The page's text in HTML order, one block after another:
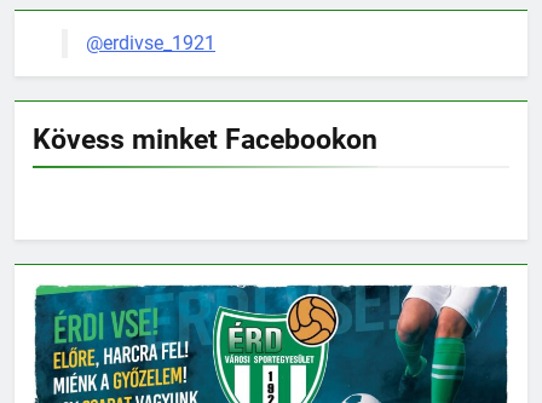
@erdivse_1921
Kövess minket Facebookon